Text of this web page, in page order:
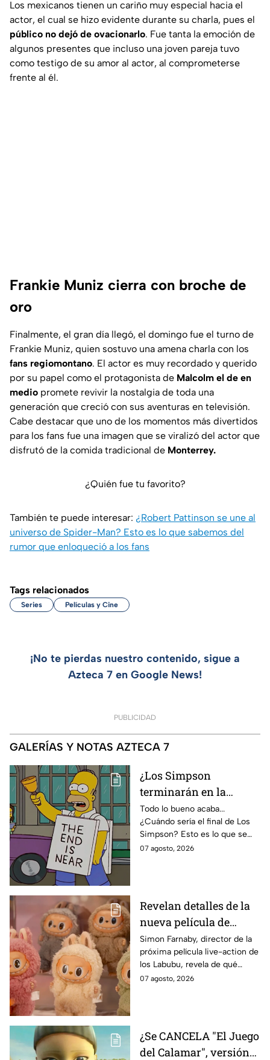
Los mexicanos tienen un cariño muy especial hacia el
actor, el cual se hizo evidente durante su charla, pues el
público no dejó de ovacionarlo. Fue tanta la emoción de
algunos presentes que incluso una joven pareja tuvo
como testigo de su amor al actor, al comprometerse
frente al él.
Frankie Muniz cierra con broche de
oro
Finalmente, el gran día llegó, el domingo fue el turno de
Frankie Muniz, quien sostuvo una amena charla con los
fans regiomontano. El actor es muy recordado y querido
por su papel como el protagonista de Malcolm el de en
medio promete revivir la nostalgia de toda una
generación que creció con sus aventuras en televisión.
Cabe destacar que uno de los momentos más divertidos
para los fans fue una imagen que se viralizó del actor que
disfrutó de la comida tradicional de Monterrey.
¿Quién fue tu favorito?
También te puede interesar: ¿Robert Pattinson se une al
universo de Spider-Man? Esto es lo que sabemos del
rumor que enloqueció a los fans
Tags relacionados
Series Películas y Cine
¡No te pierdas nuestro contenido, sigue a
Azteca 7 en Google News!
PUBLICIDAD
GALERÍAS Y NOTAS AZTECA 7
¿Los Simpson
terminarán en la
temporada 40? Actriz
de Bart Simpson da
IMPACTANTE
declaración
Todo lo bueno acaba...
¿Cuándo sería el final de Los
Simpson? Esto es lo que se
sabe:
07 agosto, 2026
Revelan detalles de la
nueva película de
Labubu: de qué tratará
y cuándo se estrena
Simon Farnaby, director de la
próxima película live-action de
los Labubu, revela de qué
tratará la cinta. Aquí te
07 agosto, 2026
¿Se CANCELA "El Juego
del Calamar", versión